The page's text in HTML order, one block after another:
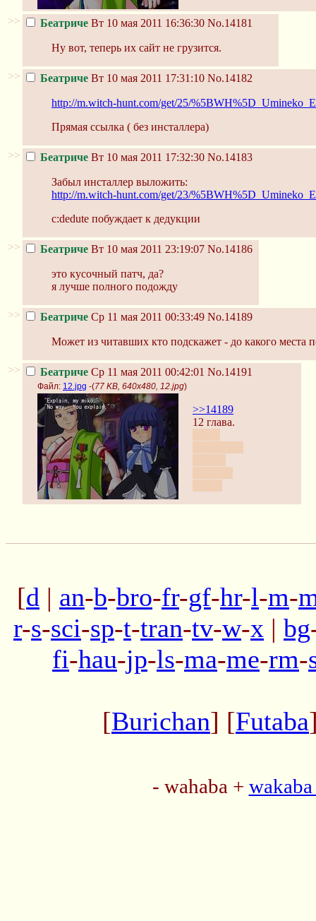
>> Беатриче Вт 10 мая 2011 16:36:30 No.14181
Ну вот, теперь их сайт не грузится.
>> Беатриче Вт 10 мая 2011 17:31:10 No.14182
http://m.witch-hunt.com/get/25/
Прямая ссылка ( без инсталлера)
>> Беатриче Вт 10 мая 2011 17:32:30 No.14183
Забыл инсталлер выложить:
http://m.witch-hunt.com/get/23/
c:dedute побуждает к дедукции
>> Беатриче Вт 10 мая 2011 23:19:07 No.14186
это кусочный патч, да?
я лучше полного подожду
>> Беатриче Ср 11 мая 2011 00:33:49 No.14189
Может из читавших кто подскажет - до какого места
>> Беатриче Ср 11 мая 2011 00:42:01 No.14191
Файл: 12.jpg -(77 KB, 640x480, 12.jpg)
>>14189
12 глава.
[d | an-b-bro-fr-gf-hr-l-m-
r-s-sci-sp-t-tran-tv-w-x | bg
fi-hau-jp-ls-ma-me-rm-
[Burichan] [Futaba
- wahaba +